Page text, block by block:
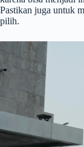
Pastikan juga untuk
pilih.